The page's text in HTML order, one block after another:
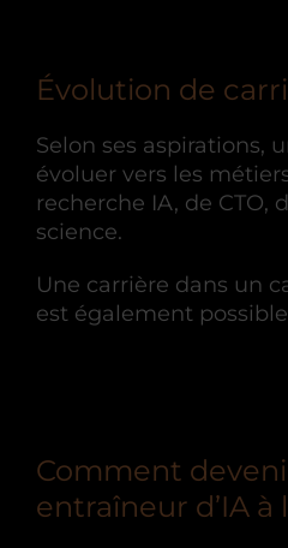
Évolution de
Selon ses aspirations,
évoluer vers les
recherche IA, de CTO,
science.
Une carrière dans un
est également
Comment
entraîneur d’IA à